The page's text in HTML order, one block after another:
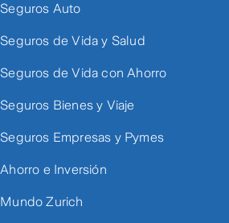
Seguros Auto
Seguros de Vida y Salud
Seguros de Vida con Ahorro
Seguros Bienes y Viaje
Seguros Empresas y Pymes
Ahorro e Inversión
Mundo Zurich